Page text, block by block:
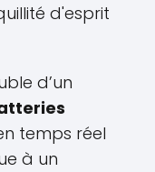
d'esprit
d’un
temps réel
à un